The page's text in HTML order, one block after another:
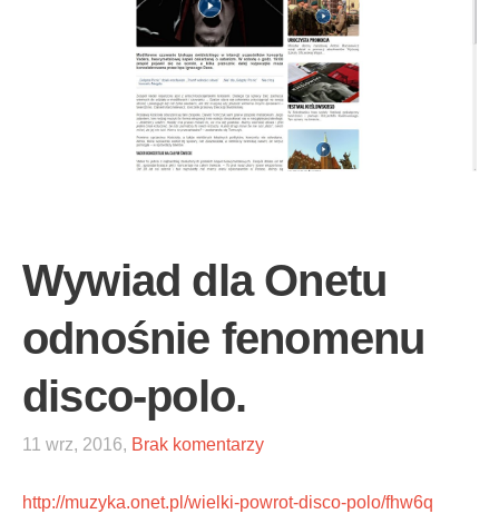
Wywiad dla Onetu
odnośnie fenomenu
disco-polo.
11 wrz, 2016, Brak komentarzy
http://muzyka.onet.pl/wielki-powrot-disco-polo/fhw6q